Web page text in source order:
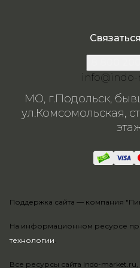
На информационном ресурсе
технологии.
Все ресурсы сайта indo-
МО, г.Подольск,
ул.Комсомольская,
Поддержка сайта — компания